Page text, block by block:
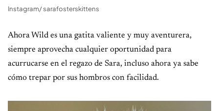
Instagram/ sarafosterskittens
Ahora Wild es una gatita valiente y muy aventurera,
siempre aprovecha cualquier oportunidad para
acurrucarse en el regazo de Sara, incluso ahora ya sabe
cómo trepar por sus hombros con facilidad.